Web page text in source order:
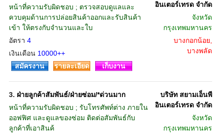
หน้าที่ความรับผิดชอบ ; ตรวจสอบดูแลและ
ควบคุมด้านการปล่อยสินค้าออกและรับสินค้า
เข้า ให้ตรงกับจำนวนและใบ
อัตรา 4
เงินเดือน 10000++
อินเตอร์เทรด จำกัด
จังหวัด
กรุงเทพมหานคร
บางกอกน้อย,
บางพลัด
สมัครงาน
รายละเอียด เก็บงาน
3. ฝ่ายลูกค้าสัมพันธ์/ฝ่ายซ่อม/*ด่วนมาก
หน้าที่ความรับผิดชอบ ; รับโทรศัพท์ต่าง ภายใน
ออฟฟิศ และดูแลของซ่อม ติดต่อสัมพันธ์กับ
ลูกค้าที่เอาสินค้
บริษัท สยามเอ็นพี
อินเตอร์เทรด จำกัด
จังหวัด
กรุงเทพมหานคร